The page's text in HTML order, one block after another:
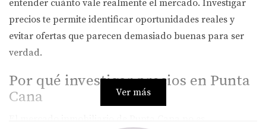
entender cuánto vale realmente el mercado. Investigar
precios te permite identificar oportunidades reales y
evitar ofertas que parecen demasiado buenas para ser
verdad.
Por qué investigar precios en Punta
Cana
Ver más